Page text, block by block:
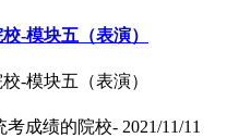
-模块五（表演）
-模块五（表演）
考成绩的院校- 2021/11/11